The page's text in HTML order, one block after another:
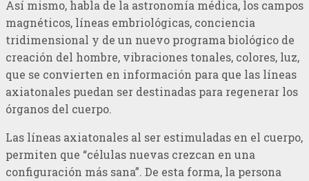
Así mismo, habla de la astronomía médica, los campos
magnéticos, líneas embriológicas, conciencia
tridimensional y de un nuevo programa biológico de
creación del hombre, vibraciones tonales, colores, luz,
que se convierten en información para que las líneas
axiatonales puedan ser destinadas para regenerar los
órganos del cuerpo.
Las líneas axiatonales al ser estimuladas en el cuerpo,
permiten que “células nuevas crezcan en una
configuración más sana”. De esta forma, la persona